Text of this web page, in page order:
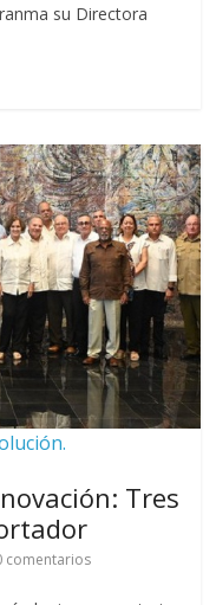
su Directora
Tres
comentarios